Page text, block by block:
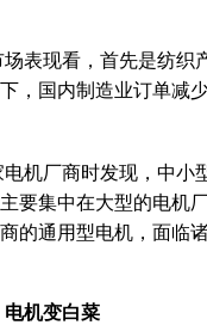
现看，首先是纺织产
，国内制造业订单减
厂商时发现，中小型
要集中在大型的电机
的通用型电机，面临
机变白菜